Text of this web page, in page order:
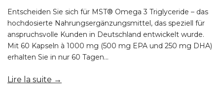
Entscheiden Sie sich für MST® Omega 3 Triglyceride – das
hochdosierte Nahrungsergänzungsmittel, das speziell für
anspruchsvolle Kunden in Deutschland entwickelt wurde.
Mit 60 Kapseln à 1000 mg (500 mg EPA und 250 mg DHA)
erhalten Sie in nur 60 Tagen...
Lire la suite →